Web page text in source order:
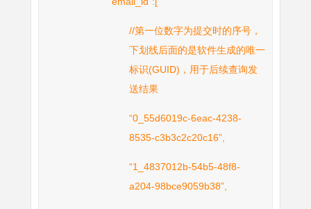
//第一位数字为提交时的序号，
下划线后面的是软件生成的唯一
标识(GUID)，用于后续查询发
送结果
“0_55d6019c-6eac-4238-
8535-c3b3c2c20c16”,
“1_4837012b-54b5-48f8-
a204-98bce9059b38”,